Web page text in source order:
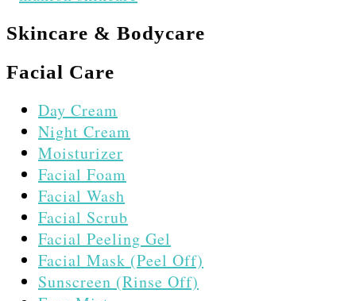
Skincare & Bodycare
Facial Care
Day Cream
Night Cream
Moisturizer
Facial Foam
Facial Wash
Facial Scrub
Facial Peeling Gel
Facial Mask (Peel Off)
Sunscreen (Rinse Off)